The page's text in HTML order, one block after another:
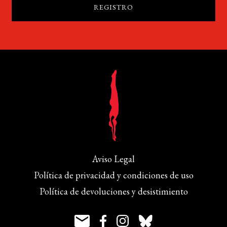
Aviso Legal
Política de privacidad y condiciones de uso
Política de devoluciones y desistimiento